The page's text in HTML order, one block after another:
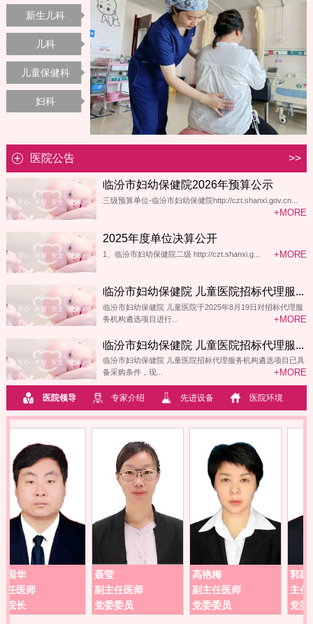
新生儿科
儿科
儿童保健科
妇科
医院公告 >>
临汾市妇幼保健院2026年预算公示
三级预算单位-临汾市妇幼保健院http://czt.shanxi.gov.cn...
+MORE
2025年度单位决算公开
1、临汾市妇幼保健院二级 http://czt.shanxi.g... +MORE
临汾市妇幼保健院 儿童医院招标代理服...
临汾市妇幼保健院 儿童医院于2025年8月19日对招标代理服
务机构遴选项目进行...
+MORE
临汾市妇幼保健院 儿童医院招标代理服...
临汾市妇幼保健院 儿童医院招标代理服务机构遴选项目已具
备采购条件，现...
+MORE
医院领导 专家介绍 先进设备 医院环境
副主任医师
副主任医师
党委委员
主任医师
党委副书记、院长